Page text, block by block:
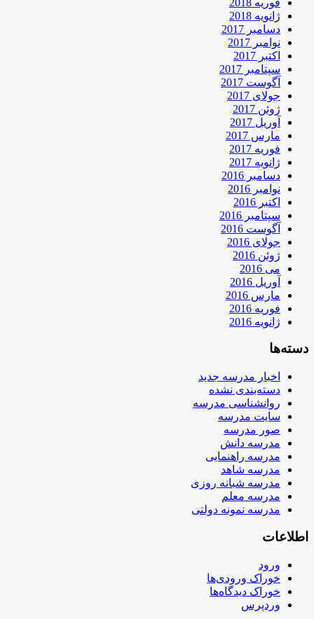
ژانویه 2018
دسامبر 2017
نوامبر 2017
اکتبر 2017
سپتامبر 2017
آگوست 2017
جولای 2017
ژوئن 2017
آوریل 2017
مارس 2017
فوریه 2017
ژانویه 2017
دسامبر 2016
نوامبر 2016
اکتبر 2016
سپتامبر 2016
آگوست 2016
جولای 2016
ژوئن 2016
می 2016
آوریل 2016
مارس 2016
فوریه 2016
ژانویه 2016
دسته‌ها
اخبار مدرسه جدید
دسته‌بندی نشده
روانشناسی مدرسه
سایت مدرسه
صور مدرسه
مدرسه دانش
مدرسه راهنمایی
مدرسه شاهد
مدرسه شبانه روزی
مدرسه معلم
مدرسه نمونه دولتی
اطلاعات
ورود
خوراک ورودی‌ها
خوراک دیدگاه‌ها
وردپرس